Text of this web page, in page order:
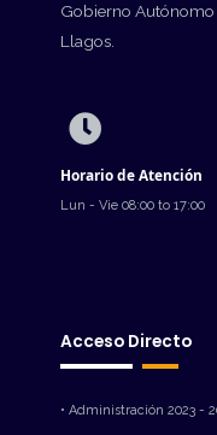
Gobierno
Llagos.
Horario de Atención
Lun - Vie 08:00 to 17:00
Acceso Directo
• Administración 2023 -